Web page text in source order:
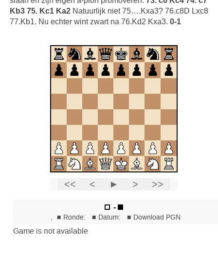
Kb3 75. Kc1 Ka2 Natuurlijk niet 75….Kxa3? 76.c8D Lxc8
77.Kb1. Nu echter wint zwart na 76.Kd2 Kxa3. 0-1